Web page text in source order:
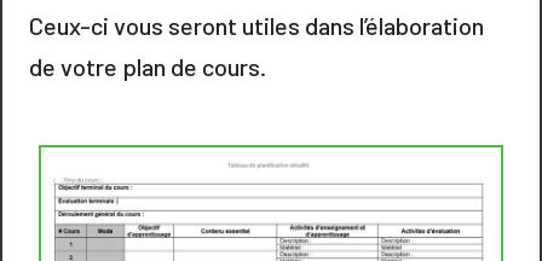
Ceux-ci vous seront utiles dans l’élaboration
de votre plan de cours.